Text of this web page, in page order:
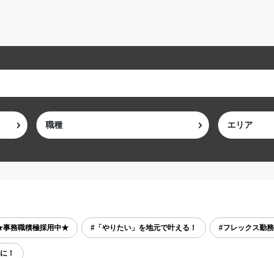
務職積極採用中★ #「やりたい」を地元で叶える！ #フレックス勤務
！